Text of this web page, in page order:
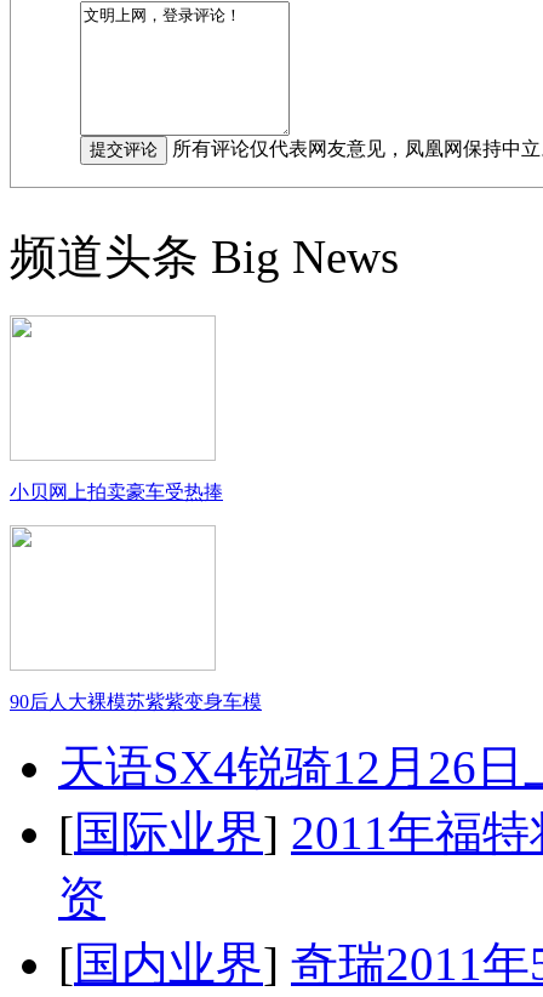
所有评论仅代表网友意见，凤凰网保持中
频道头条 Big News
小贝网上拍卖豪车受热捧
90后人大裸模苏紫紫变身车模
天语SX4锐骑12月26
[国际业界] 2011年福
资
[国内业界] 奇瑞2011